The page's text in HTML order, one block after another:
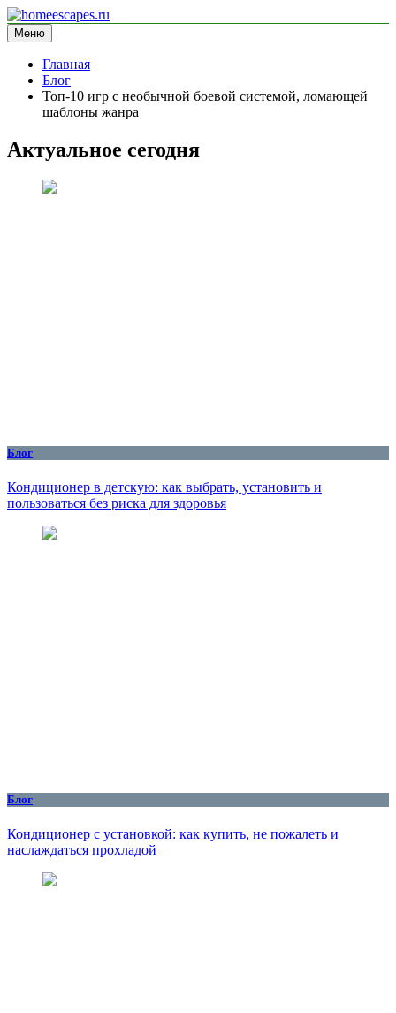
Перейти
к
содержимому
homeescapes.ru
информационный сайт
Меню
Главная
Блог
Топ-10 игр с необычной боевой системой, ломающей
шаблоны жанра
Актуальное сегодня
Блог
Кондиционер в детскую: как выбрать, установить и
пользоваться без риска для здоровья
Блог
Кондиционер с установкой: как купить, не пожалеть и
наслаждаться прохладой